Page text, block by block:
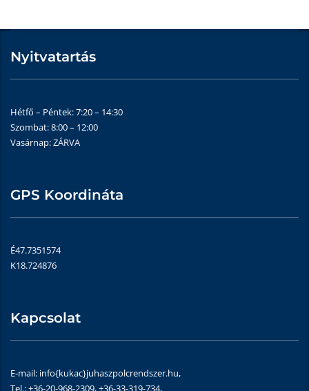
Nyitvatartás
Hétfő – Péntek: 7:20 – 14:30
Szombat: 8:00 – 12:00
Vasárnap: ZÁRVA
GPS Koordináta
É47.7351574
K18.724876
Kapcsolat
E-mail: info{kukac}juhaszpolcrendszer.hu,
Tel.: +36-20-968-2309, +36-33-319-734,